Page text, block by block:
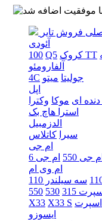
فروش تایر
آئودی
100 Q5 کروک TT
آلفارومئو
4C
جولیتا میتو
اپل
ای موکا وکترا
استرا هاچ بک
الدزمبیل
سیرا
کاتلاس
ام جی
ام جی 550 ام جی 6
ام وی ام
315
530
550
X33 X33 S
ایسوزو